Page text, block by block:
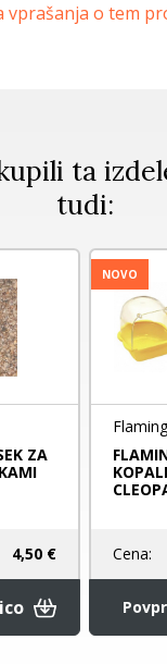
vprašanja o tem
ta
tudi:
ZA
4,50 €
NOVO
Cena: